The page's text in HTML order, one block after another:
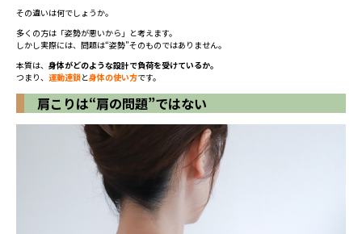
その違いは何でしょうか。
多くの方は「姿勢が悪いから」と考えます。
しかし実際には、問題は“姿勢”そのものではありません。
本質は、 身体がどのような設計で負荷を受けているか。
つまり、 運動連鎖と身体の使い方です。
肩こりは“肩の問題”ではない